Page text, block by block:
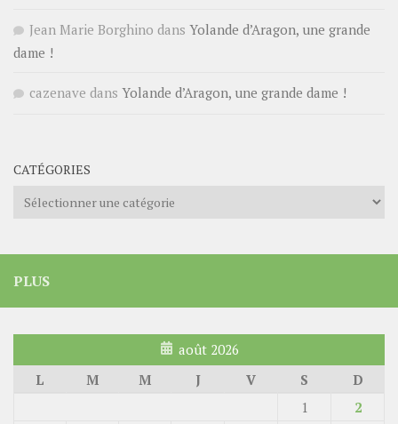
Jean Marie Borghino dans Yolande d’Aragon, une grande
dame !
cazenave dans Yolande d’Aragon, une grande dame !
CATÉGORIES
Catégories
PLUS
août 2026
L
M M J V S
D
1
2